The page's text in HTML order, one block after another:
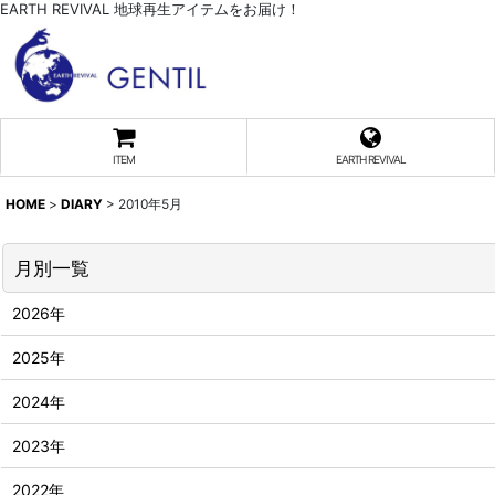
EARTH REVIVAL 地球再生アイテムをお届け！
ITEM EARTH REVIVAL
HOME > DIARY > 2010年5月
月別一覧
2026年
2025年
2024年
2023年
2022年